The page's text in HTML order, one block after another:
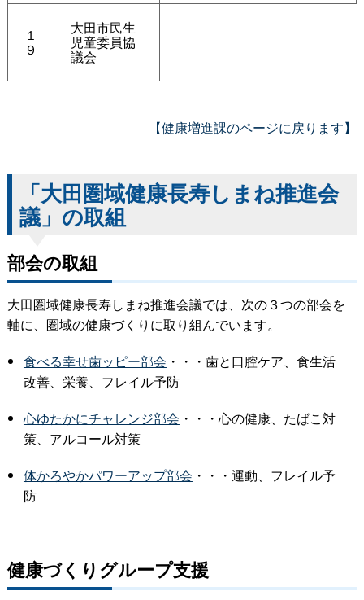
１
９
大田市民生
児童委員協
議会
【健康増進課のページに戻ります】
「大田圏域健康長寿しまね推進会
議」の取組
部会の取組
大田圏域健康長寿しまね推進会議では、次の３つの部会を
軸に、圏域の健康づくりに取り組んでいます。
食べる幸せ歯ッピー部会 ・・・歯と口腔ケア、食生活
改善、栄養、フレイル予防
心ゆたかにチャレンジ部会 ・・・心の健康、たばこ対
策、アルコール対策
体かろやかパワーアップ部会 ・・・運動、フレイル予
防
健康づくりグループ支援